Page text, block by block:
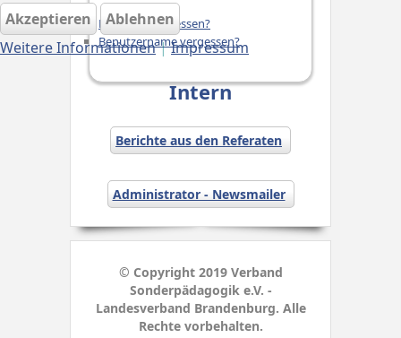
Passwort vergessen?
Benutzername vergessen?
Intern
Berichte aus den Referaten
Administrator - Newsmailer
© Copyright 2019 Verband
Sonderpädagogik e.V. -
Landesverband Brandenburg. Alle
Rechte vorbehalten.
Akzeptieren
Ablehnen
Weitere Informationen|Impressum